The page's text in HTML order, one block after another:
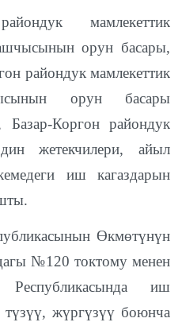
мамлекеттик
орун басары,
райондук мамлекеттик
орун басары
Коргон райондук
жетекчилери, айыл
иш кагаздарын
Өкмөтүнүн
№120 токтому менен
иш
түзүү, жүргүзүү боюнча